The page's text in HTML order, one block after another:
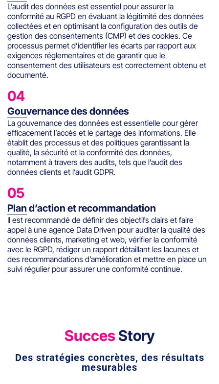
L’audit des données est essentiel pour assurer la
conformité au RGPD en évaluant la légitimité des données
collectées et en optimisant la configuration des outils de
gestion des consentements (CMP) et des cookies. Ce
processus permet d’identifier les écarts par rapport aux
exigences réglementaires et de garantir que le
consentement des utilisateurs est correctement obtenu et
documenté.
04
Gouvernance des données
La gouvernance des données est essentielle pour gérer
efficacement l’accès et le partage des informations. Elle
établit des processus et des politiques garantissant la
qualité, la sécurité et la conformité des données,
notamment à travers des audits, tels que l’audit des
données clients et l’audit GDPR.
05
Plan d’action et recommandation
Il est recommandé de définir des objectifs clairs et faire
appel à une agence Data Driven pour auditer la qualité des
données clients, marketing et web, vérifier la conformité
avec le RGPD, rédiger un rapport détaillant les lacunes et
des recommandations d’amélioration et mettre en place un
suivi régulier pour assurer une conformité continue.
SuccesStory
Des stratégies concrètes, des résultats
mesurables